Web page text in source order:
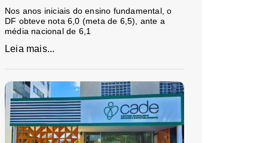
Nos anos iniciais do ensino fundamental, o
DF obteve nota 6,0 (meta de 6,5), ante a
média nacional de 6,1
Leia mais...